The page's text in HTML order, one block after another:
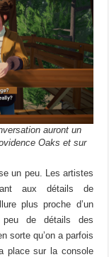
auront un
Oaks et sur
un peu. Les artistes
aux détails de
plus proche d’un
de détails des
sorte qu’on a parfois
place sur la console